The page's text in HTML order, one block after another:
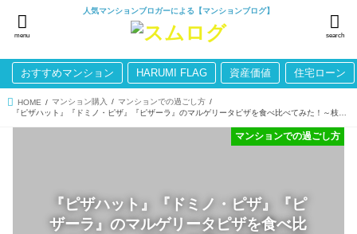
人気マンションブロガーによる【マンションブログ】
search
menu
おすすめマンション HARUMI FLAG 資産価値 住宅ローン
HOME マンション購入
マンションでの過ごし方
『ピザハット』『ドミノ・ピザ』『ピ
ザーラ』のマルゲリータピザを食べ比
マンションでの過ごし方